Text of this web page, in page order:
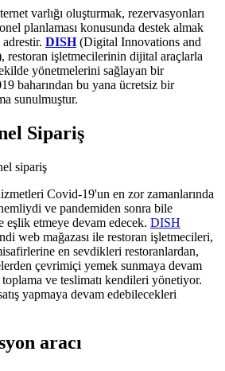
varlığı oluşturmak, rezervasyonları
planlaması konusunda destek almak
DISH(Digital Innovations and
restoran işletmecilerinin dijital araçlarla
yönetmelerini sağlayan bir
baharından bu yana ücretsiz bir
sunulmuştur.
Sipariş
Covid-19'un en zor zamanlarında
ve pandemiden sonra bile
eşlik etmeye devam edecek. DISH
web mağazası ile restoran işletmecileri,
en sevdikleri restoranlardan,
çevrimiçi yemek sunmaya devam
ve teslimatı kendileri yönetiyor.
yapmaya devam edebilecekleri
aracı